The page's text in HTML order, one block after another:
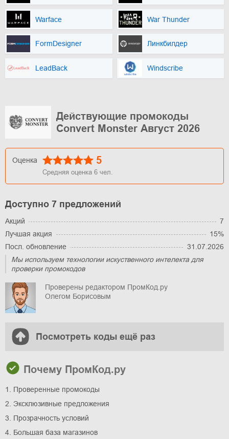
Warface War Thunder
FormDesigner Линкбилдер
LeadBack Windscribe
Действующие промокоды
Convert Monster Август 2026
Оценка 5
Средняя оценка 6 чел.
Доступно 7 предложений
Акций
7
Лучшая акция
15%
Посл. обновление
31.07.2026
Мы используем технологии искуственного интелекта для
проверки промокодов
Проверены редактором ПромКод.ру
Олегом Борисовым
Посмотреть коды ещё раз
Почему ПромКод.ру
1. Проверенные промокоды
2. Эксклюзивные предложения
3. Прозрачность условий
4. Большая база магазинов